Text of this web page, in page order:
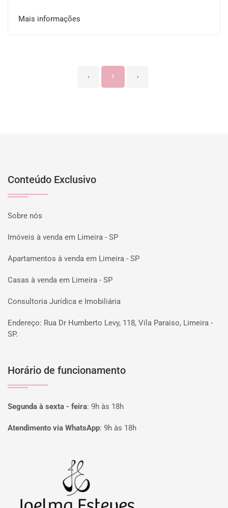
Mais informações
‹ 1 ›
Conteúdo Exclusivo
Sobre nós
Imóveis à venda em Limeira - SP
Apartamentos à venda em Limeira - SP
Casas à venda em Limeira - SP
Consultoria Jurídica e Imobiliária
Endereço: Rua Dr Humberto Levy, 118, Vila Paraiso, Limeira -
SP.
Horário de funcionamento
Segunda à sexta - feira: 9h às 18h
Atendimento via WhatsApp: 9h às 18h